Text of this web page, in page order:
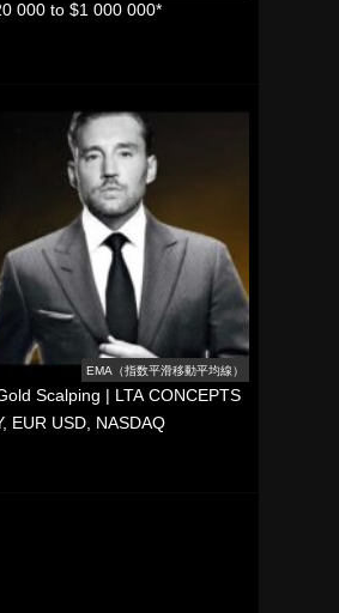
000 to $1 000 000*
EMA（指数平滑移動平均線）
Scalping | LTA CONCEPTS
EUR USD, NASDAQ